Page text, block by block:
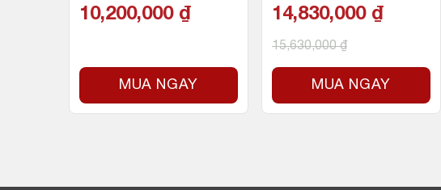
10,200,000 ₫
MUA NGAY
14,830,000 ₫
15,630,000₫
MUA NGAY